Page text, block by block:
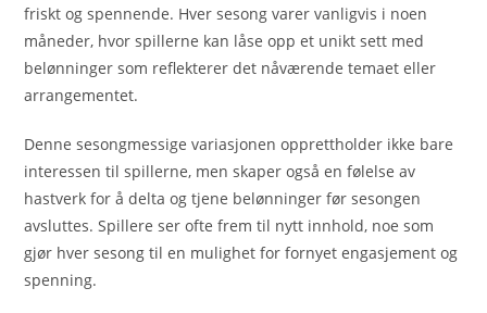
friskt og spennende. Hver sesong varer vanligvis i noen
måneder, hvor spillerne kan låse opp et unikt sett med
belønninger som reflekterer det nåværende temaet eller
arrangementet.
Denne sesongmessige variasjonen opprettholder ikke bare
interessen til spillerne, men skaper også en følelse av
hastverk for å delta og tjene belønninger før sesongen
avsluttes. Spillere ser ofte frem til nytt innhold, noe som
gjør hver sesong til en mulighet for fornyet engasjement og
spenning.